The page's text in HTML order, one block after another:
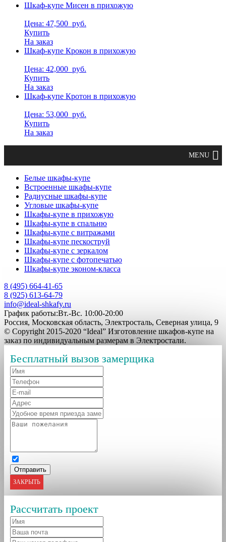
Шкаф-купе Мисен в прихожую
Цена: 47,500 руб.
Купить
На заказ
Шкаф-купе Крокон в прихожую
Цена: 42,000 руб.
Купить
На заказ
Шкаф-купе Кротон в прихожую
Цена: 53,000 руб.
Купить
На заказ
Белые шкафы-купе
Встроенные шкафы-купе
Радиусные шкафы-купе
Угловые шкафы-купе
Шкафы-купе в прихожую
Шкафы-купе в спальню
Шкафы-купе с витражами
Шкафы-купе пескоструй
Шкафы-купе с зеркалом
Шкафы-купе с фотопечатью
Шкафы-купе эконом-класса
8 (495) 664-41-65
8 (925) 613-64-79
info@ideal-shkafy.ru
График работы:Вт.-Вс. 10:00-20:00
Россия, Московская область, Электросталь, Северная улица, 9
© Copyright 2015-2020 “Ideal” Изготовление шкафов-купе на
заказ по индивидуальным размерам в Электростали.
Бесплатный вызов замерщика
ЗАКРЫТЬ
Рассчитать проект